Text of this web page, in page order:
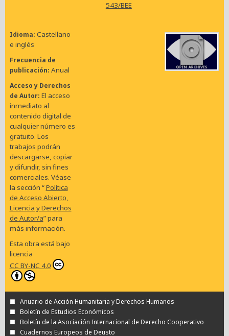
543/BEE
Idioma Castellano
e inglés
Frecuencia de
publicación Anual
Acceso y Derechos
de Autor El acceso
inmediato al
contenido digital de
cualquier número es
gratuito. Los
trabajos podrán
descargarse, copiar
y difundir, sin fines
comerciales. Véase
la sección “Política
de Acceso Abierto,
Licencia y Derechos
de Autor/a” para
más información.
Esta obra está bajo
licencia
CC BY-NC 4.0
Anuario de Acción Humanitaria y Derechos Humanos
Boletín de Estudios Económicos
Boletín de la Asociación Internacional de Derecho Cooperativo
Cuadernos Europeos de Deusto